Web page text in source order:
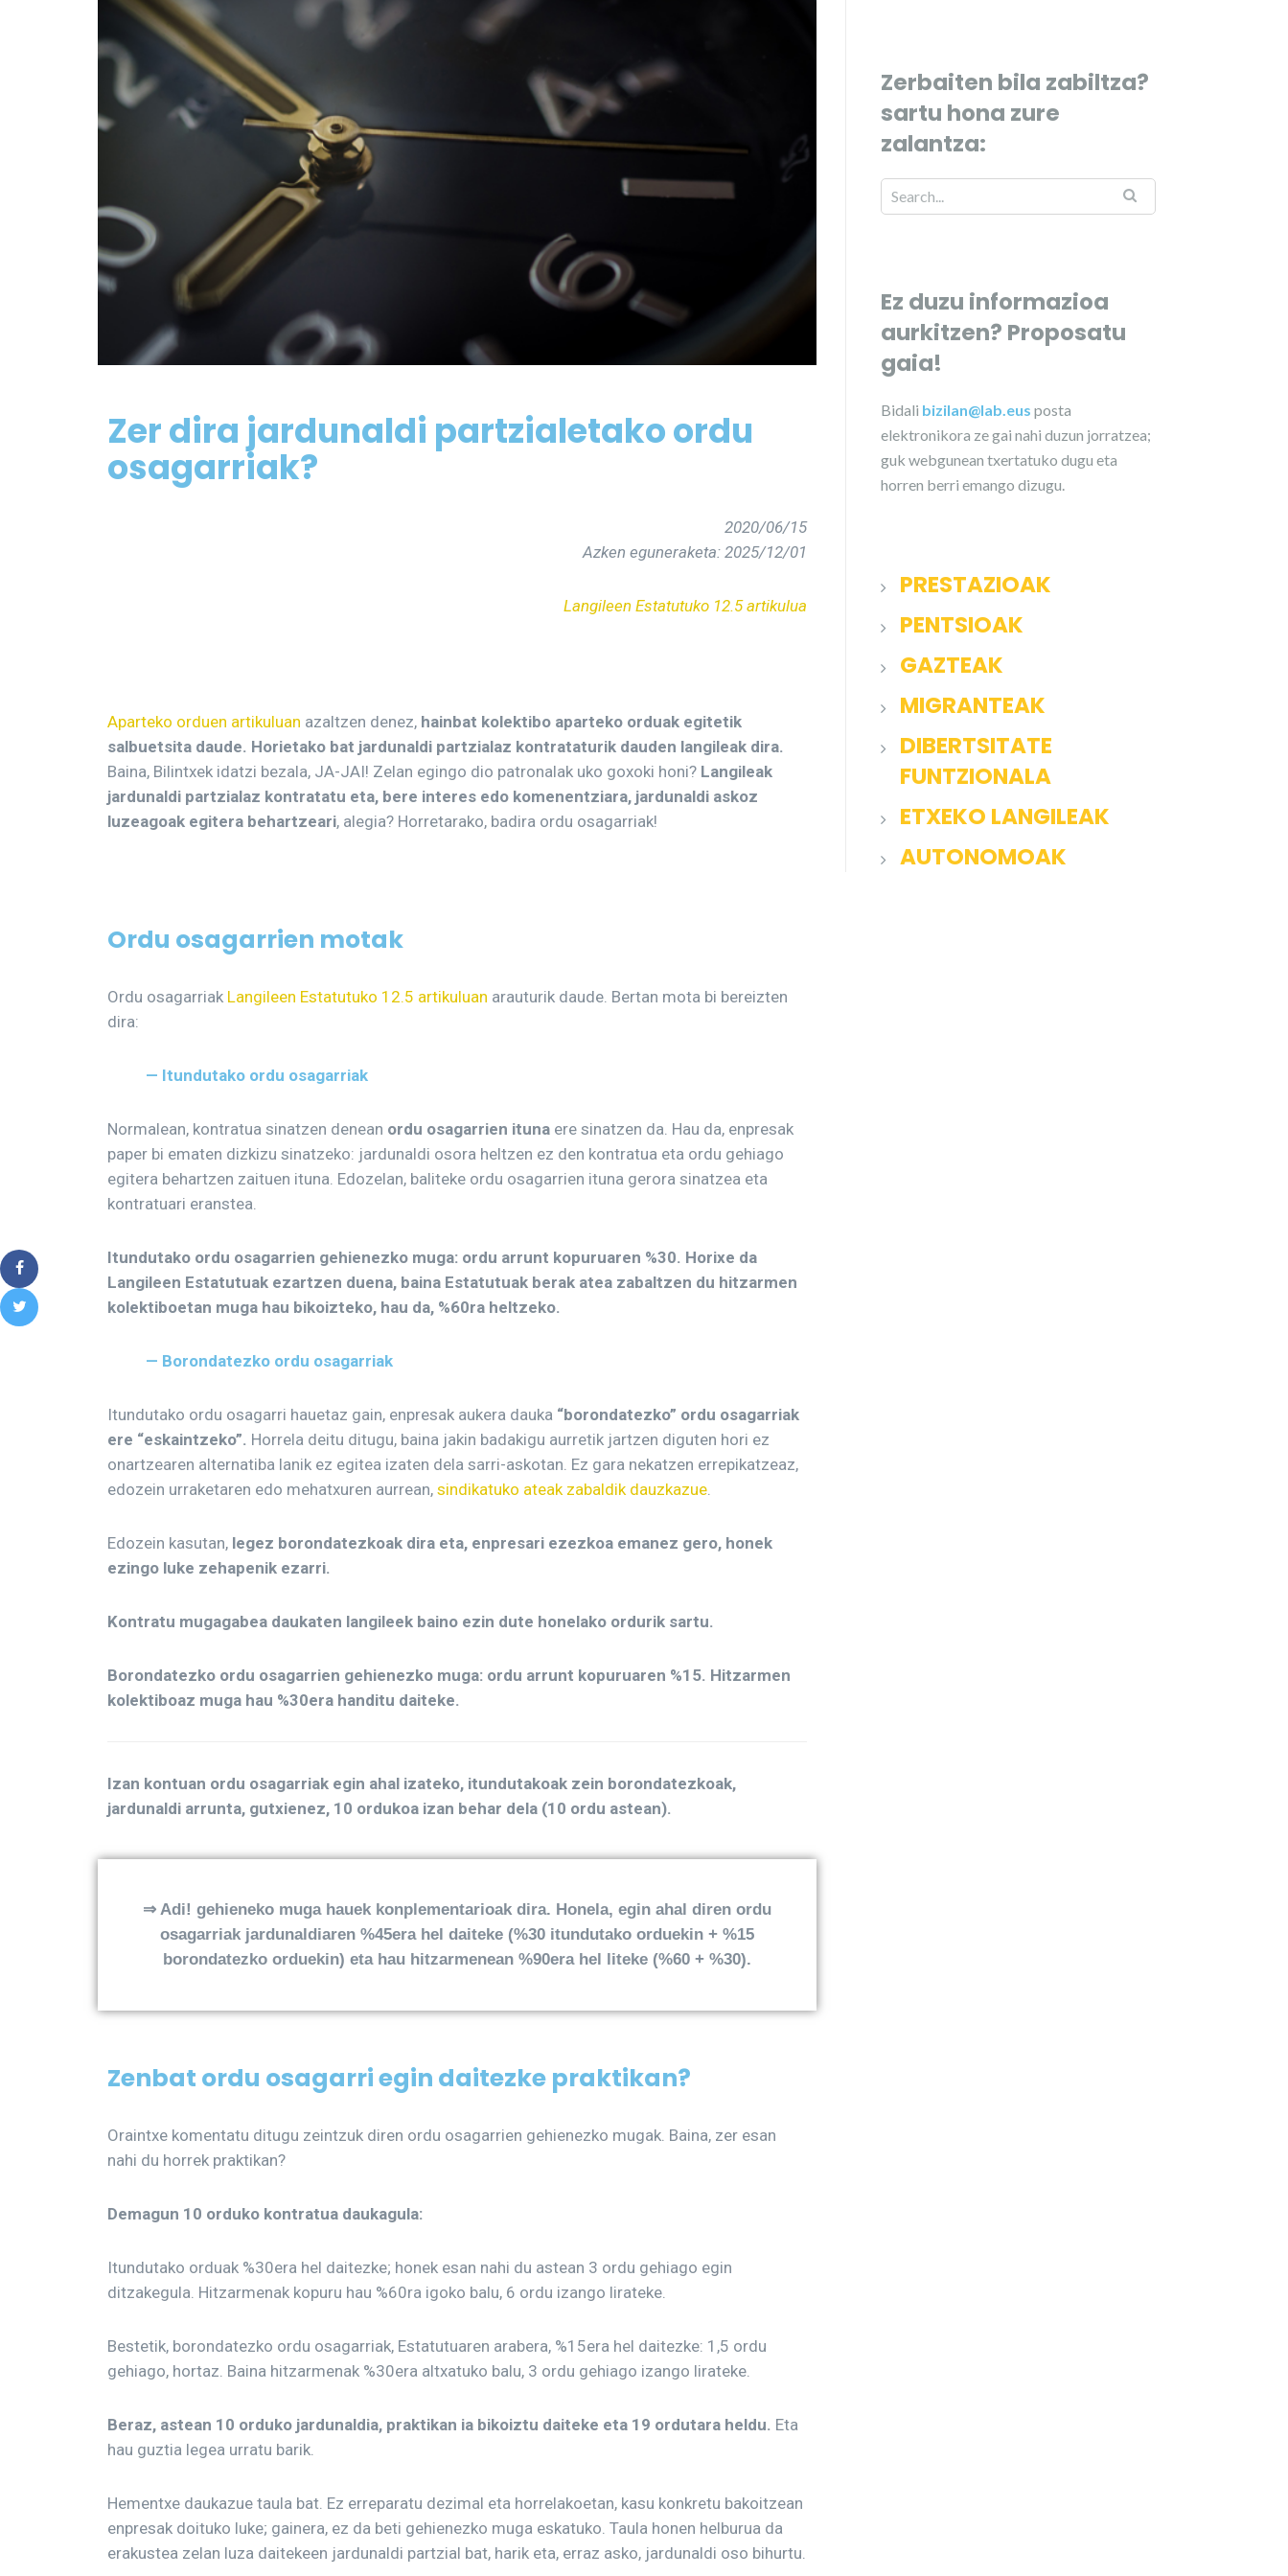
Zer dira jardunaldi partzialetako ordu
osagarriak?
2020/06/15
Azken eguneraketa: 2025/12/01
Langileen Estatutuko 12.5 artikulua
Aparteko orduen artikuluan azaltzen denez, hainbat kolektibo aparteko orduak egitetik
salbuetsita daude. Horietako bat jardunaldi partzialaz kontrataturik dauden langileak dira.
Baina, Bilintxek idatzi bezala, JA-JAI! Zelan egingo dio patronalak uko goxoki honi? Langileak
jardunaldi partzialaz kontratatu eta, bere interes edo komenentziara, jardunaldi askoz
luzeagoak egitera behartzeari, alegia? Horretarako, badira ordu osagarriak!
Ordu osagarrien motak
Ordu osagarriak Langileen Estatutuko 12.5 artikuluan arauturik daude. Bertan mota bi bereizten
dira:
— Itundutako ordu osagarriak
Normalean, kontratua sinatzen denean ordu osagarrien ituna ere sinatzen da. Hau da, enpresak
paper bi ematen dizkizu sinatzeko: jardunaldi osora heltzen ez den kontratua eta ordu gehiago
egitera behartzen zaituen ituna. Edozelan, baliteke ordu osagarrien ituna gerora sinatzea eta
kontratuari eranstea.
Itundutako ordu osagarrien gehienezko muga: ordu arrunt kopuruaren %30. Horixe da
Langileen Estatutuak ezartzen duena, baina Estatutuak berak atea zabaltzen du hitzarmen
kolektiboetan muga hau bikoizteko, hau da, %60ra heltzeko.
— Borondatezko ordu osagarriak
Itundutako ordu osagarri hauetaz gain, enpresak aukera dauka “borondatezko” ordu osagarriak
ere “eskaintzeko”. Horrela deitu ditugu, baina jakin badakigu aurretik jartzen diguten hori ez
onartzearen alternatiba lanik ez egitea izaten dela sarri-askotan. Ez gara nekatzen errepikatzeaz,
edozein urraketaren edo mehatxuren aurrean, sindikatuko ateak zabaldik dauzkazue.
Edozein kasutan, legez borondatezkoak dira eta, enpresari ezezkoa emanez gero, honek
ezingo luke zehapenik ezarri.
Kontratu mugagabea daukaten langileek baino ezin dute honelako ordurik sartu.
Borondatezko ordu osagarrien gehienezko muga: ordu arrunt kopuruaren %15. Hitzarmen
kolektiboaz muga hau %30era handitu daiteke.
Izan kontuan ordu osagarriak egin ahal izateko, itundutakoak zein borondatezkoak,
jardunaldi arrunta, gutxienez, 10 ordukoa izan behar dela (10 ordu astean).
⇒ Adi! gehieneko muga hauek konplementarioak dira. Honela, egin ahal diren ordu
osagarriak jardunaldiaren %45era hel daiteke (%30 itundutako orduekin + %15
borondatezko orduekin) eta hau hitzarmenean %90era hel liteke (%60 + %30).
Zenbat ordu osagarri egin daitezke praktikan?
Oraintxe komentatu ditugu zeintzuk diren ordu osagarrien gehienezko mugak. Baina, zer esan
nahi du horrek praktikan?
Demagun 10 orduko kontratua daukagula:
Itundutako orduak %30era hel daitezke; honek esan nahi du astean 3 ordu gehiago egin
ditzakegula. Hitzarmenak kopuru hau %60ra igoko balu, 6 ordu izango lirateke.
Bestetik, borondatezko ordu osagarriak, Estatutuaren arabera, %15era hel daitezke: 1,5 ordu
gehiago, hortaz. Baina hitzarmenak %30era altxatuko balu, 3 ordu gehiago izango lirateke.
Beraz, astean 10 orduko jardunaldia, praktikan ia bikoiztu daiteke eta 19 ordutara heldu. Eta
hau guztia legea urratu barik.
Hementxe daukazue taula bat. Ez erreparatu dezimal eta horrelakoetan, kasu konkretu bakoitzean
enpresak doituko luke; gainera, ez da beti gehienezko muga eskatuko. Taula honen helburua da
erakustea zelan luza daitekeen jardunaldi partzial bat, harik eta, erraz asko, jardunaldi oso bihurtu.
Zerbaiten bila zabiltza?
sartu hona zure
zalantza:
Ez duzu informazioa
aurkitzen? Proposatu
gaia!
Bidali bizilan@lab.eus posta
elektronikora ze gai nahi duzun jorratzea;
guk webgunean txertatuko dugu eta
horren berri emango dizugu.
PRESTAZIOAK
PENTSIOAK
GAZTEAK
MIGRANTEAK
DIBERTSITATE
FUNTZIONALA
ETXEKO LANGILEAK
AUTONOMOAK